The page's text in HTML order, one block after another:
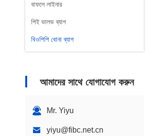
বাফলে লাইনার
পিই ভালভ ব্যাগ
বিওপিপি বোনা ব্যাগ
আমাদের সাথে যোগাযোগ করুন
Mr. Yiyu
yiyu@fibc.net.cn